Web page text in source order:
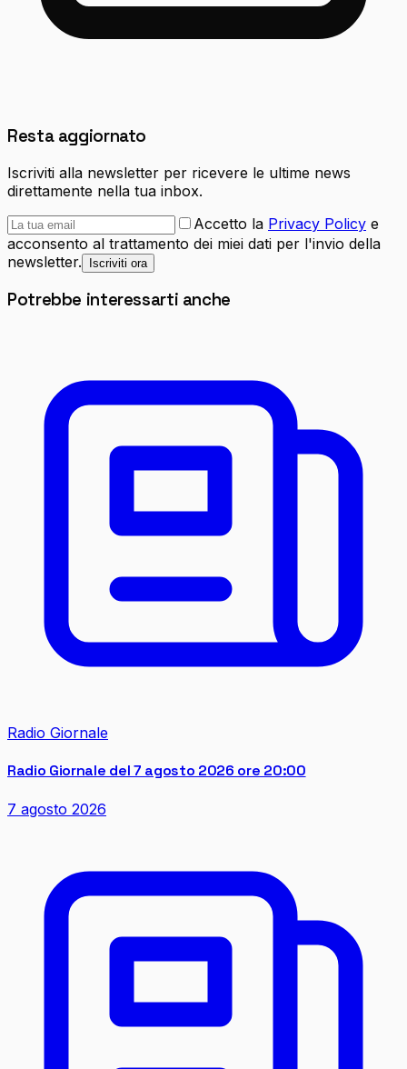
Resta aggiornato
Iscriviti alla newsletter per ricevere le ultime news
direttamente nella tua inbox.
Accetto la Privacy Policy e
acconsento al trattamento dei miei dati per l'invio della
newsletter.
Iscriviti ora
Potrebbe interessarti anche
Radio Giornale
Radio Giornale del 7 agosto 2026 ore 20:00
7 agosto 2026